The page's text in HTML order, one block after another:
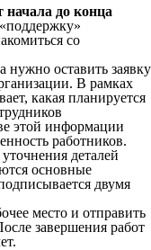
до конца
со
нужно оставить заявку
В рамках
какая планируется
этой информации
работников.
деталей
основные
двумя
место и отправить
завершения работ